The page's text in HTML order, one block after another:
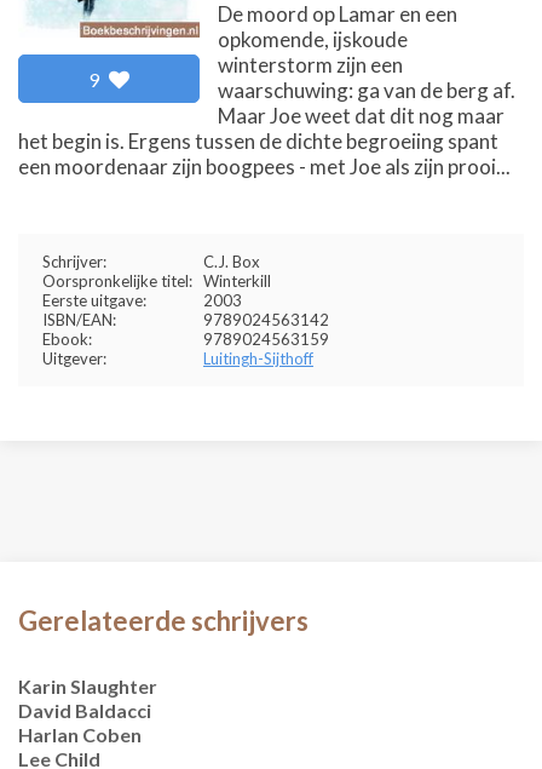
9
De moord op Lamar en een
opkomende, ijskoude
winterstorm zijn een
waarschuwing: ga van de berg af.
Maar Joe weet dat dit nog maar
het begin is. Ergens tussen de dichte begroeiing spant
een moordenaar zijn boogpees - met Joe als zijn prooi...
Schrijver:
C.J. Box
Oorspronkelijke titel: Winterkill
Eerste uitgave:
2003
ISBN/EAN:
9789024563142
Ebook:
9789024563159
Uitgever:
Luitingh-Sijthoff
Gerelateerde schrijvers
Karin Slaughter
David Baldacci
Harlan Coben
Lee Child